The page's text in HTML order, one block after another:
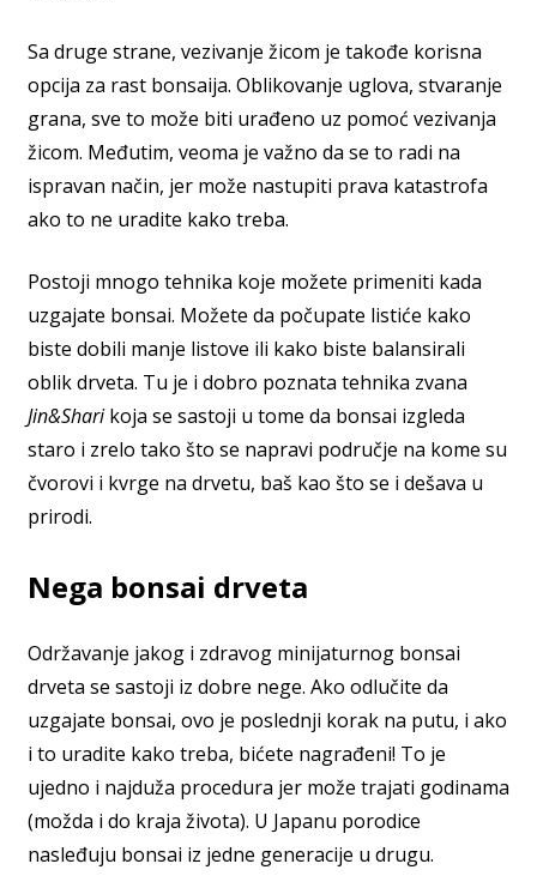
Sa druge strane, vezivanje žicom je takođe korisna
opcija za rast bonsaija. Oblikovanje uglova, stvaranje
grana, sve to može biti urađeno uz pomoć vezivanja
žicom. Međutim, veoma je važno da se to radi na
ispravan način, jer može nastupiti prava katastrofa
ako to ne uradite kako treba.
Postoji mnogo tehnika koje možete primeniti kada
uzgajate bonsai. Možete da počupate listiće kako
biste dobili manje listove ili kako biste balansirali
oblik drveta. Tu je i dobro poznata tehnika zvana
Jin&Sharikoja se sastoji u tome da bonsai izgleda
staro i zrelo tako što se napravi područje na kome su
čvorovi i kvrge na drvetu, baš kao što se i dešava u
prirodi.
Nega bonsai drveta
Održavanje jakog i zdravog minijaturnog bonsai
drveta se sastoji iz dobre nege. Ako odlučite da
uzgajate bonsai, ovo je poslednji korak na putu, i ako
i to uradite kako treba, bićete nagrađeni! To je
ujedno i najduža procedura jer može trajati godinama
(možda i do kraja života). U Japanu porodice
nasleđuju bonsai iz jedne generacije u drugu.